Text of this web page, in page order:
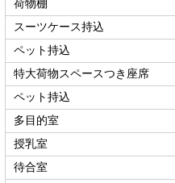
荷物棚
スーツケース持込
ペット持込
特大荷物スペースつき座席
ペット持込
多目的室
授乳室
待合室